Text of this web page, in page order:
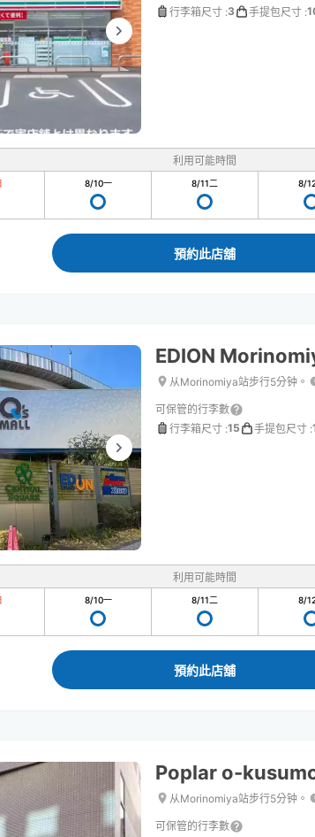
行李箱尺寸 :3 手提包尺寸 :
利用可能時間
8/10一 8/11二 8/
預約此店舖
EDION
从Morinomiya站步行5分钟。
可保管的行李數
行李箱尺寸 :15 手提包尺寸 :
利用可能時間
8/10一 8/11二 8/
預約此店舖
Poplar o-
从Morinomiya站步行5分钟。
可保管的行李數